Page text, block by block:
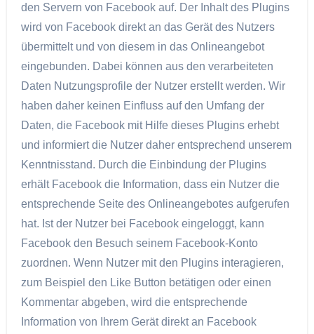
den Servern von Facebook auf. Der Inhalt des Plugins
wird von Facebook direkt an das Gerät des Nutzers
übermittelt und von diesem in das Onlineangebot
eingebunden. Dabei können aus den verarbeiteten
Daten Nutzungsprofile der Nutzer erstellt werden. Wir
haben daher keinen Einfluss auf den Umfang der
Daten, die Facebook mit Hilfe dieses Plugins erhebt
und informiert die Nutzer daher entsprechend unserem
Kenntnisstand. Durch die Einbindung der Plugins
erhält Facebook die Information, dass ein Nutzer die
entsprechende Seite des Onlineangebotes aufgerufen
hat. Ist der Nutzer bei Facebook eingeloggt, kann
Facebook den Besuch seinem Facebook-Konto
zuordnen. Wenn Nutzer mit den Plugins interagieren,
zum Beispiel den Like Button betätigen oder einen
Kommentar abgeben, wird die entsprechende
Information von Ihrem Gerät direkt an Facebook